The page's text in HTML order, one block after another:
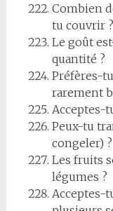
Combien
tu couvrir ?
Le goût
quantité ?
Préfères-
rarement
Acceptes-
Peux-tu
congeler) ?
Les fruits
légumes ?
Acceptes-